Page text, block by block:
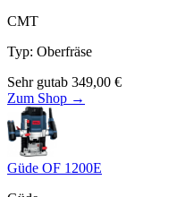
CMT
Typ: Oberfräse
Sehr gutab 349,00 €
Zum Shop →
Güde OF 1200E